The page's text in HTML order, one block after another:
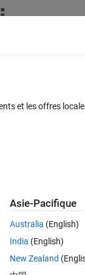
le 19 Mar
et les offres
Asie-Pacifique
Australia (English)
India (English)
New Zealand